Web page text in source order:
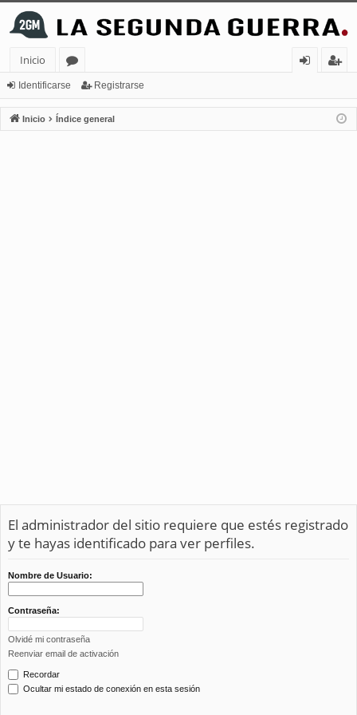
Inicio
or
os
nt
ifi
ist
ra
Identificarse Registrarse
Inicio Índice general
El administrador del sitio requiere que estés registrado
y te hayas identificado para ver perfiles.
Nombre de Usuario:
Contraseña:
Olvidé mi contraseña
Reenviar email de activación
Recordar
Ocultar mi estado de conexión en esta sesión